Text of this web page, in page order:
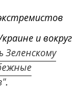
и вокруг
Зеленскому
.